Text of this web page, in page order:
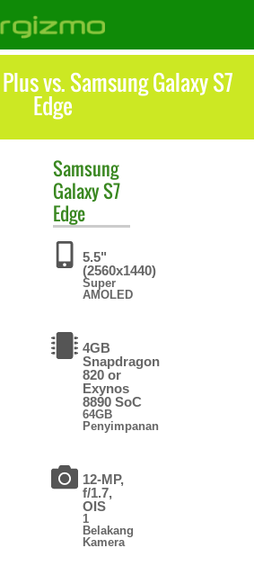
vs. Samsung Galaxy S7
Edge
Samsung
Galaxy S7
Edge
5.5"
(2560x1440)
Super
AMOLED
4GB
Snapdragon
820 or
Exynos
8890 SoC
64GB
Penyimpanan
12-MP,
f/1.7,
OIS
1
Belakang
Kamera